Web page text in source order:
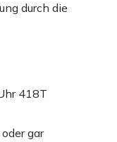
durch die
418T
gar